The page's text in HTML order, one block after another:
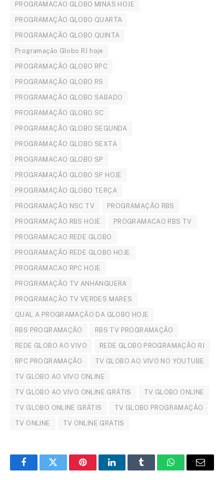
PROGRAMACAO GLOBO MINAS HOJE
PROGRAMAÇÃO GLOBO QUARTA
PROGRAMAÇÃO GLOBO QUINTA
Programação Globo RJ hoje
PROGRAMAÇÃO GLOBO RPC
PROGRAMAÇÃO GLOBO RS
PROGRAMAÇÃO GLOBO SABADO
PROGRAMAÇÃO GLOBO SC
PROGRAMAÇÃO GLOBO SEGUNDA
PROGRAMAÇÃO GLOBO SEXTA
PROGRAMACAO GLOBO SP
PROGRAMAÇÃO GLOBO SP HOJE
PROGRAMAÇÃO GLOBO TERÇA
PROGRAMAÇÃO NSC TV PROGRAMAÇÃO RBS
PROGRAMAÇÃO RBS HOJE PROGRAMACAO RBS TV
PROGRAMACAO REDE GLOBO
PROGRAMAÇÃO REDE GLOBO HOJE
PROGRAMACAO RPC HOJE
PROGRAMAÇÃO TV ANHANGUERA
PROGRAMAÇÃO TV VERDES MARES
QUAL A PROGRAMAÇÃO DA GLOBO HOJE
RBS PROGRAMAÇÃO RBS TV PROGRAMAÇÃO
REDE GLOBO AO VIVO REDE GLOBO PROGRAMAÇÃO RJ
RPC PROGRAMAÇÃO TV GLOBO AO VIVO NO YOUTUBE
TV GLOBO AO VIVO ONLINE
TV GLOBO AO VIVO ONLINE GRÁTIS TV GLOBO ONLINE
TV GLOBO ONLINE GRÁTIS TV GLOBO PROGRAMAÇÃO
TV ONLINE TV ONLINE GRATIS
FacebookTwitter PinterestLinkedInTumblr WhatsAppEmail